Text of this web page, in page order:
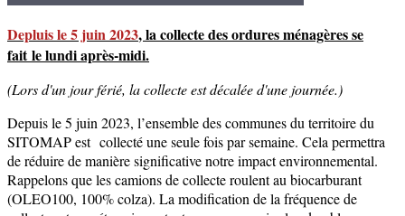
Depluis le 5 juin 2023, la collecte des ordures ménagères se
fait le lundi après-midi.
(Lors d'un jour férié, la collecte est décalée d'une journée.)
Depuis le 5 juin 2023, l’ensemble des communes du territoire du
SITOMAP est collecté une seule fois par semaine. Cela permettra
de réduire de manière significative notre impact environnemental.
Rappelons que les camions de collecte roulent au biocarburant
(OLEO100, 100% colza). La modification de la fréquence de